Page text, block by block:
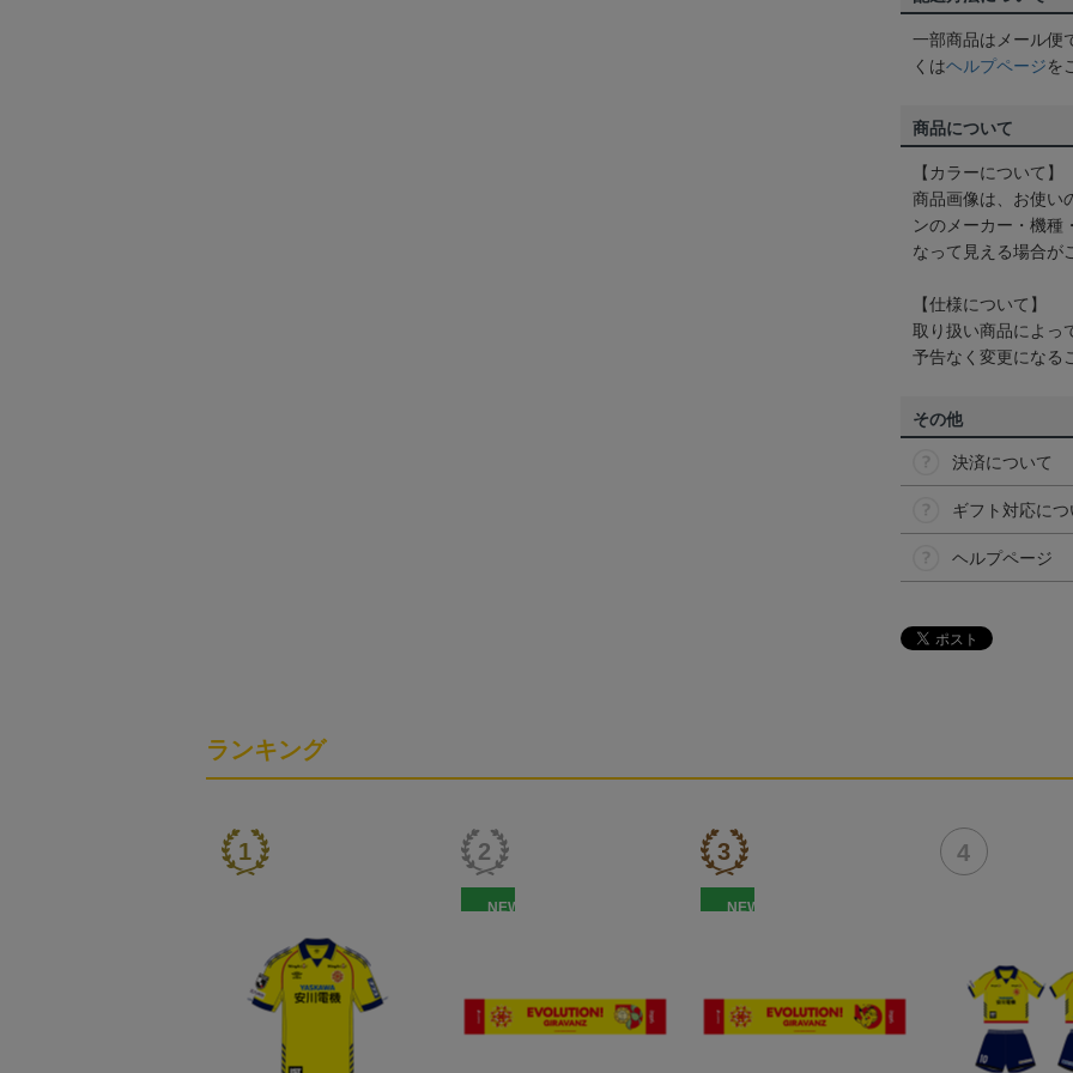
一部商品はメール便
くはヘルプページを
商品について
【カラーについて】
商品画像は、お使い
ンのメーカー・機種
なって見える場合が
【仕様について】
取り扱い商品によっ
予告なく変更になる
その他
決済について
ギフト対応に
ヘルプページ
ランキング
NEW NEW